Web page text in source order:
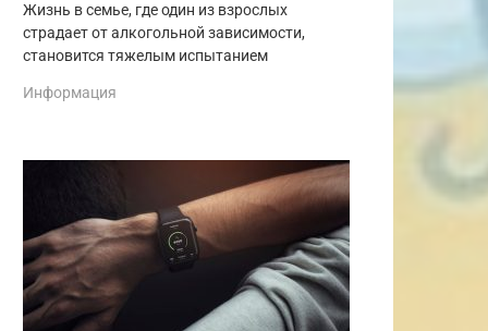
Жизнь в семье, где один из взрослых
страдает от алкогольной зависимости,
становится тяжелым испытанием
Информация